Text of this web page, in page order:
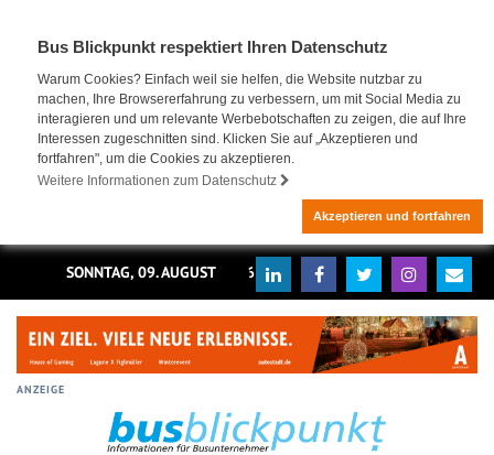
Bus Blickpunkt respektiert Ihren Datenschutz
Warum Cookies? Einfach weil sie helfen, die Website nutzbar zu
machen, Ihre Browsererfahrung zu verbessern, um mit Social Media zu
interagieren und um relevante Werbebotschaften zu zeigen, die auf Ihre
Interessen zugeschnitten sind. Klicken Sie auf „Akzeptieren und
fortfahren", um die Cookies zu akzeptieren.
Weitere Informationen zum Datenschutz
Akzeptieren und fortfahren
SONNTAG, 09. AUGUST 2026
ANZEIGE